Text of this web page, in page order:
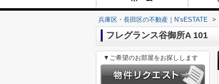
兵庫区・長田区の不動産｜N’sESTATE >
フレグランス谷御所A 101
▼ご希望のお部屋をお探しします